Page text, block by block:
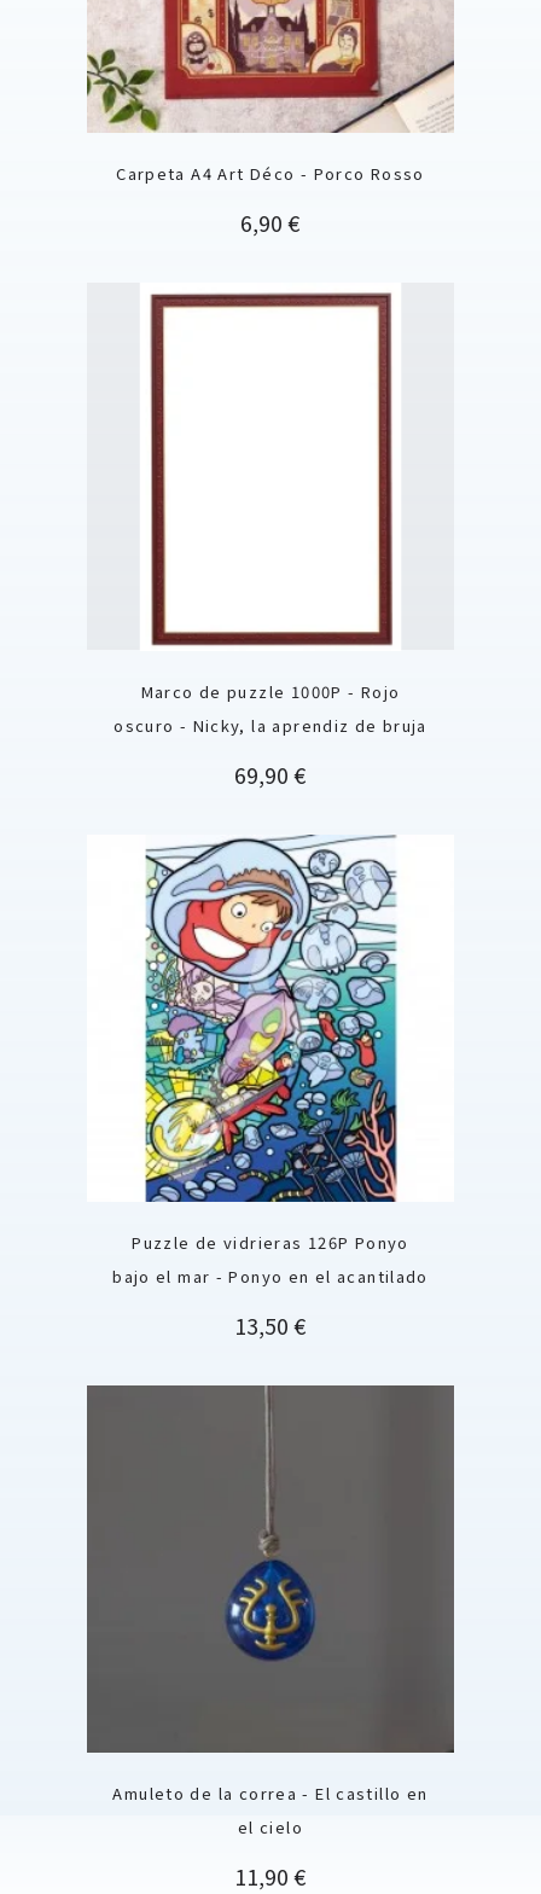
Carpeta A4 Art Déco - Porco Rosso
Precio
6,90 €
Marco de puzzle 1000P - Rojo
oscuro - Nicky, la aprendiz de bruja
Precio
69,90 €
Puzzle de vidrieras 126P Ponyo
bajo el mar - Ponyo en el acantilado
Precio
13,50 €
Amuleto de la correa - El castillo en
el cielo
Precio
11,90 €